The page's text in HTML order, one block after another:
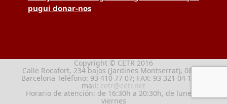
pugui donar-nos
Copyright © CETR 2016
Calle Rocafort, 234 bajos (Jardines Montserrat), 08029
Barcelona Teléfono: 93 410 77 07; FAX: 93 321 04 13; e-
mail: cetr@cetr.net
Horario de atención: de 16:30h a 20:30h, de lunes a
viernes